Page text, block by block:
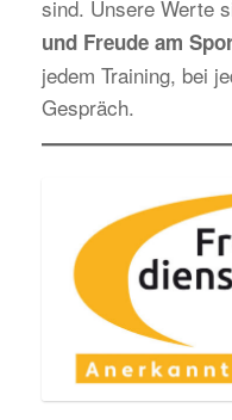
sind. Unsere Werte
und Freude am
jedem Training, bei
Gespräch.